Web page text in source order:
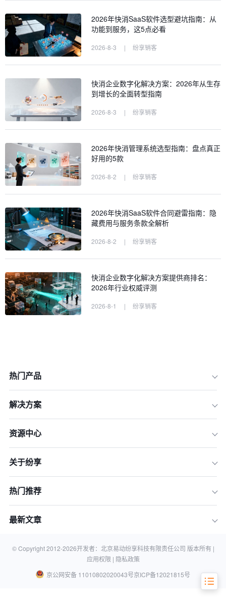
Q)
2026年快消SaaS软件选型避坑指南：从
功能到服务，这5点必看
2026-8-3 | 纷享销客
快消企业数字化解决方案：2026年从生存
到增长的全面转型指南
2026-8-3 | 纷享销客
2026年快消管理系统选型指南：盘点真正
好用的5款
2026-8-2 | 纷享销客
2026年快消SaaS软件合同避雷指南：隐
藏费用与服务条款全解析
2026-8-2 | 纷享销客
快消企业数字化解决方案提供商排名：
2026年行业权威评测
2026-8-1 | 纷享销客
热门产品
解决方案
资源中心
关于纷享
热门推荐
最新文章
© Copyright 2012-2026开发者：北京易动纷享科技有限责任公司 版本所有 |
应用权限 | 隐私政策
京公网安备 11010802020043号京ICP备12021815号